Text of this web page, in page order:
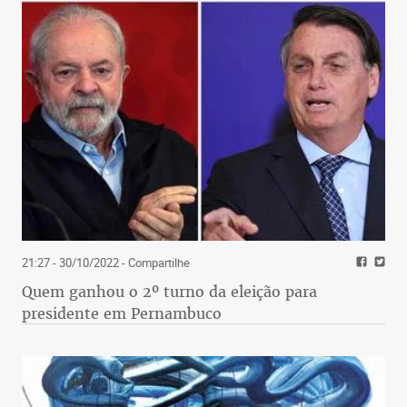
Os revestimentos comumente utilizados pelos
brasileiros, como o porcelanato, a pintura ou
mesmo o cerâmico, são bem recebidos pelos dois
tipos, tanto alvenaria quanto drywall. “O que
muda é que no drywall existem variações de placas
de gesso. Ou seja, se o projeto pedir que o
revestimento de drywall seja cerâmico, a compra
resistência ao arranque”, pontua o engenheiro.
Segundo o especialista, a questão cultural ainda é
no país, principalmente em projetos residenciais.
Porém, ambientes corporativos já vêm mudando
21:27 - 30/10/2022- Compartilhe
Quem ganhou o 2º turno da eleição para
presidente em Pernambuco